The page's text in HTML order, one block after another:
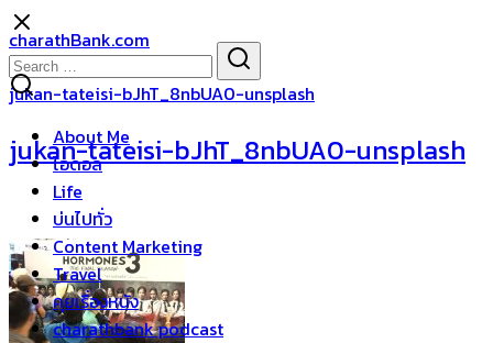
Skip
to
content
charathBank.com
About Me
ไอดอล
Life
บ่นไปทั่ว
Content Marketing
Travel
คุยเรื่องหนัง
charathbank podcast
Search
for:
jukan-tateisi-bJhT_8nbUA0-unsplash
jukan-tateisi-bJhT_8nbUA0-unsplash